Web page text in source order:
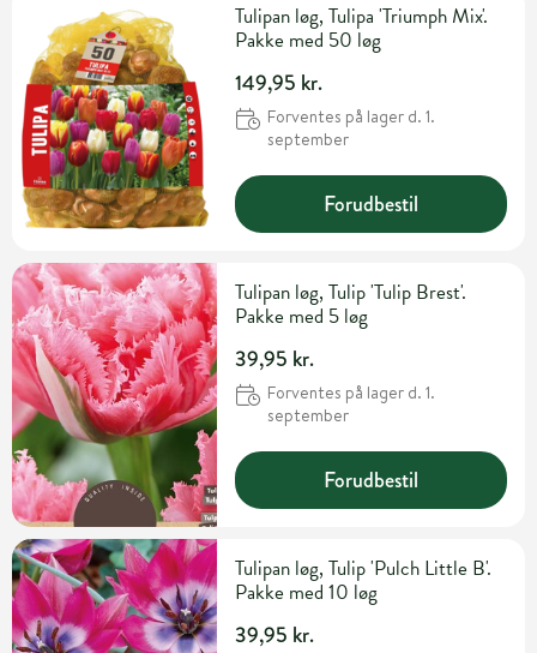
Tulipan løg, Tulipa 'Triumph Mix'.
Pakke med 50 løg
149,95 kr.
Forventes på lager d. 1.
september
Forudbestil
Tulipan løg, Tulip 'Tulip Brest'.
Pakke med 5 løg
39,95 kr.
Forventes på lager d. 1.
september
Forudbestil
Tulipan løg, Tulip 'Pulch Little B'.
Pakke med 10 løg
39,95 kr.